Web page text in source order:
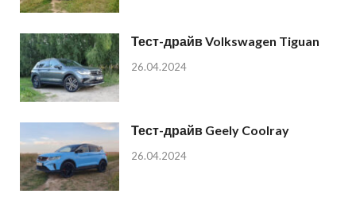
Тест-драйв Volkswagen Tiguan
26.04.2024
Тест-драйв Geely Coolray
26.04.2024